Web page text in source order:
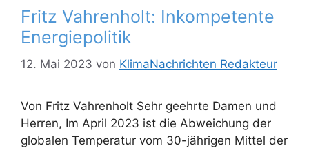
Fritz Vahrenholt: Inkompetente
Energiepolitik
12. Mai 2023 von KlimaNachrichten Redakteur
Von Fritz Vahrenholt Sehr geehrte Damen und
Herren, Im April 2023 ist die Abweichung der
globalen Temperatur vom 30-jährigen Mittel der